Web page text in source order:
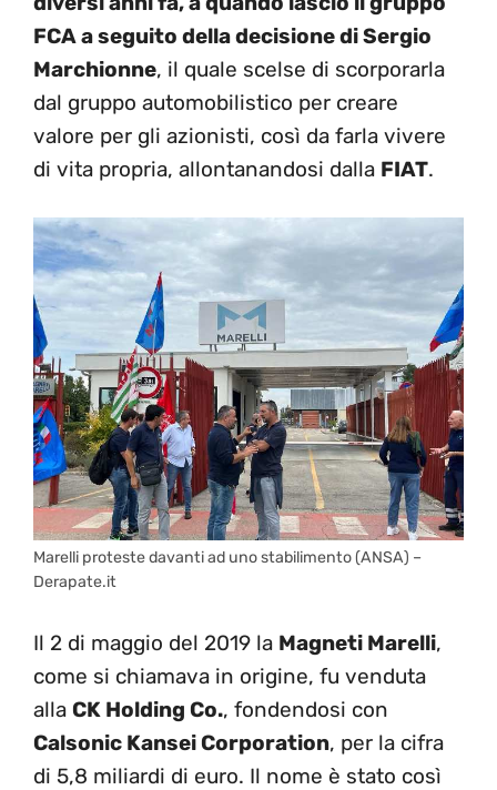
FCA a seguito della decisione di Sergio
Marchionne, il quale scelse di scorporarla
dal gruppo automobilistico per creare
valore per gli azionisti, così da farla vivere
di vita propria, allontanandosi dalla FIAT.
Marelli proteste davanti ad uno stabilimento (ANSA) –
Derapate.it
Il 2 di maggio del 2019 la Magneti Marelli,
come si chiamava in origine, fu venduta
alla CK Holding Co., fondendosi con
Calsonic Kansei Corporation, per la cifra
di 5,8 miliardi di euro. Il nome è stato così